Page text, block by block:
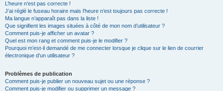
L’heure n’est pas correcte !
J’ai réglé le fuseau horaire mais l’heure n’est toujours pas correcte !
Ma langue n’apparaît pas dans la liste !
Que signifient les images situées à côté de mon nom d’utilisateur ?
Comment puis-je afficher un avatar ?
Quel est mon rang et comment puis-je le modifier ?
Pourquoi m’est-il demandé de me connecter lorsque je clique sur le lien de courrier
électronique d’un utilisateur ?
Problèmes de publication
Comment puis-je publier un nouveau sujet ou une réponse ?
Comment puis-je modifier ou supprimer un message ?